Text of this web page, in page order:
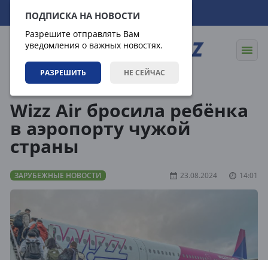
ПОДПИСКА НА НОВОСТИ
Разрешите отправлять Вам
уведомления о важных новостях.
РАЗРЕШИТЬ НЕ СЕЙЧАС
07.08.2026 01:30:48
Wizz Air бросила ребёнка
в аэропорту чужой
страны
ЗАРУБЕЖНЫЕ НОВОСТИ 23.08.2024 14:01